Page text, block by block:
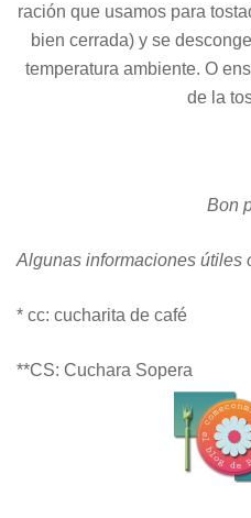
ración que usamos para
bien cerrada) y se
temperatura ambiente. O
de la
Bon
Algunas informaciones útiles
* cc: cucharita de café
**CS: Cuchara Sopera